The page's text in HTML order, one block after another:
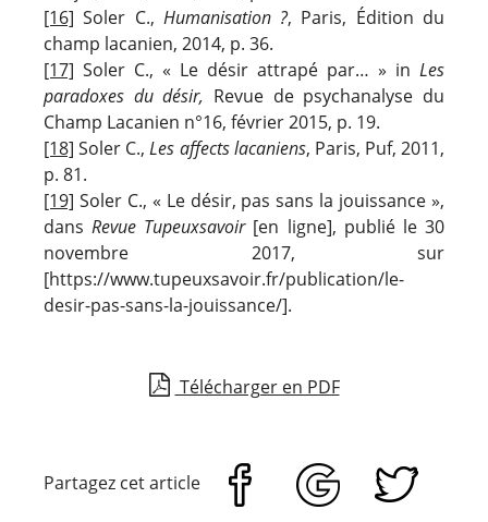
[16] Soler C., Humanisation ?, Paris, Édition du
champ lacanien, 2014, p. 36.
[17] Soler C., « Le désir attrapé par… » in Les
paradoxes du désir, Revue de psychanalyse du
Champ Lacanien n°16, février 2015, p. 19.
[18] Soler C.,Les affects lacaniens, Paris, Puf, 2011,
p. 81.
[19] Soler C., « Le désir, pas sans la jouissance »,
dansRevue Tupeuxsavoir[en ligne], publié le 30
novembre 2017, sur
[https://www.tupeuxsavoir.fr/publication/le-
desir-pas-sans-la-jouissance/].
Télécharger en PDF
Partagez cet article